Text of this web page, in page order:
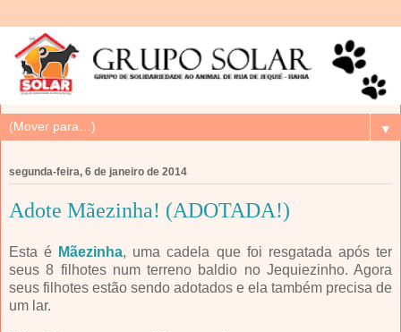
▼
segunda-feira, 6 de janeiro de 2014
Adote Mãezinha! (ADOTADA!)
Esta é Mãezinha, uma cadela que foi resgatada após ter
seus 8 filhotes num terreno baldio no Jequiezinho. Agora
seus filhotes estão sendo adotados e ela também precisa de
um lar.